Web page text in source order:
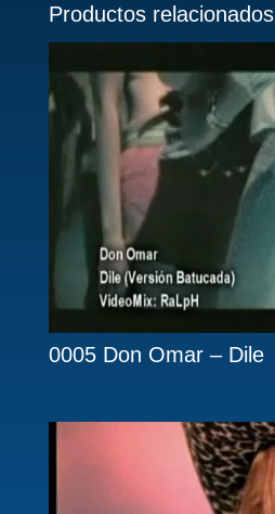
Productos relacionados
0005 Don Omar – Dile